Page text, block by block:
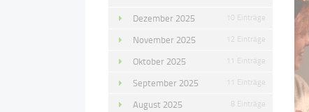
Dezember 2025 10 Einträge
November 2025 12 Einträge
Oktober 2025 11 Einträge
September 2025 11 Einträge
August 2025 8 Einträge